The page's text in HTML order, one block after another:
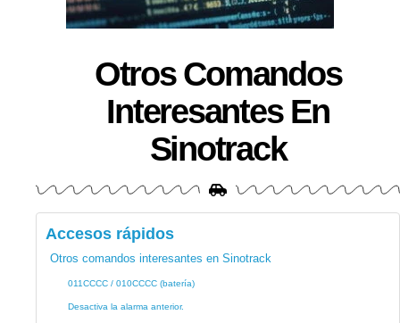
Otros Comandos
Interesantes En
Sinotrack
Accesos rápidos
Otros comandos interesantes en Sinotrack
011CCCC / 010CCCC (batería)
Desactiva la alarma anterior.